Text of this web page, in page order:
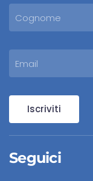
Iscriviti
Seguici